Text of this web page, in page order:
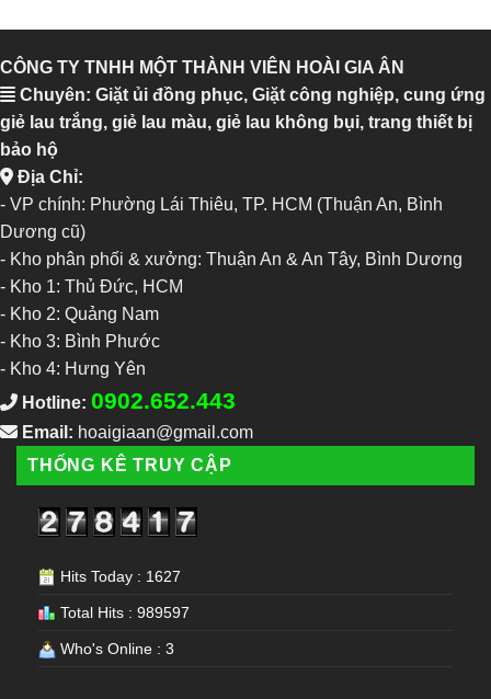
CÔNG TY TNHH MỘT THÀNH VIÊN HOÀI GIA ÂN
Chuyên: Giặt ủi đồng phục, Giặt công nghiệp, cung ứng
giẻ lau trắng, giẻ lau màu, giẻ lau không bụi, trang thiết bị
bảo hộ
Địa Chỉ:
- VP chính: Phường Lái Thiêu, TP. HCM (Thuận An, Bình
Dương cũ)
- Kho phân phối & xưởng: Thuận An & An Tây, Bình Dương
- Kho 1: Thủ Đức, HCM
- Kho 2: Quảng Nam
- Kho 3: Bình Phước
- Kho 4: Hưng Yên
Hotline: 0902.652.443
Email: hoaigiaan@gmail.com
THỐNG KÊ TRUY CẬP
Hits Today : 1627
Total Hits : 989597
Who's Online : 3